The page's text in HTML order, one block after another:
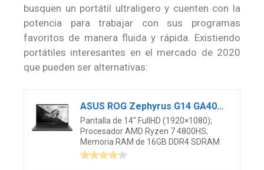
busquen un portátil ultraligero y cuenten con la
potencia para trabajar con sus programas
favoritos de manera fluida y rápida. Existiendo
portátiles interesantes en el mercado de 2020
que pueden ser alternativas:
ASUS ROG Zephyrus G14 GA401IU-HE002 – Ordenador portátil Gaming 14″ FHD 120Hz (Ryzen 7 4800HS, 16GB RAM, 1TB SSD, NVIDIA GTX1660Ti-6GB, Sin SO) Gris Eclipse sin Anime Matrix – Teclado QWERTY español
Pantalla de 14″ FullHD (1920×1080);
Procesador AMD Ryzen 7 4800HS;
Memoria RAM de 16GB DDR4 SDRAM